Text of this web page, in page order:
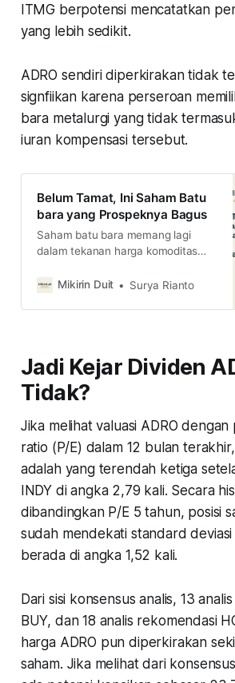
ITMG berpotensi mencatatkan
yang lebih sedikit.
ADRO sendiri diperkirakan tidak
signfiikan karena perseroan
bara metalurgi yang tidak
iuran kompensasi tersebut.
Belum Tamat, Ini Saham Batu
bara yang Prospeknya Bagus
Saham batu bara memang lagi
dalam tekanan harga komoditas
lingkungan, hingga royalti yang
depan untuk saham batu bara?
Mikirin Duit Surya Rianto
Jadi Kejar Dividen
Tidak?
Jika melihat valuasi ADRO
ratio (P/E) dalam 12 bulan
adalah yang terendah ketiga
INDY di angka 2,79 kali. Secara
dibandingkan P/E 5 tahun, posisi
sudah mendekati standard deviasi
berada di angka 1,52 kali.
Dari sisi konsensus analis, 13
BUY, dan 18 analis rekomendasi
harga ADRO pun diperkirakan
saham. Jika melihat dari